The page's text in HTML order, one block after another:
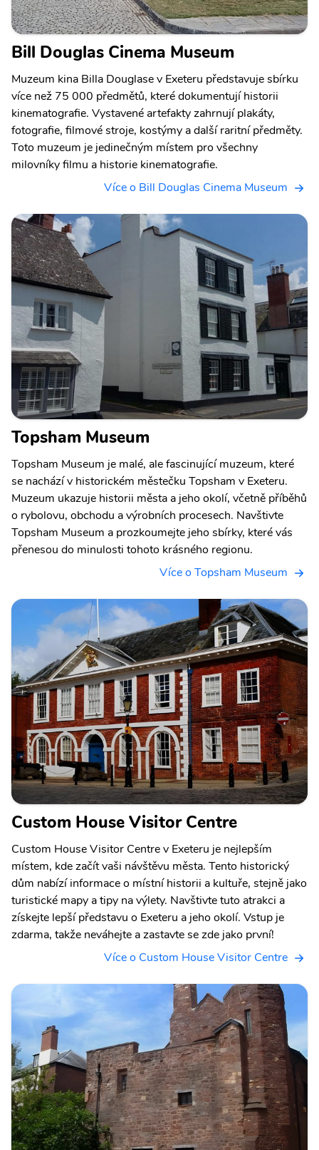
Bill Douglas Cinema Museum
Muzeum kina Billa Douglase v Exeteru představuje sbírku
více než 75 000 předmětů, které dokumentují historii
kinematografie. Vystavené artefakty zahrnují plakáty,
fotografie, filmové stroje, kostýmy a další raritní předměty.
Toto muzeum je jedinečným místem pro všechny
milovníky filmu a historie kinematografie.
Více o Bill Douglas Cinema Museum
Topsham Museum
Topsham Museum je malé, ale fascinující muzeum, které
se nachází v historickém městečku Topsham v Exeteru.
Muzeum ukazuje historii města a jeho okolí, včetně příběhů
o rybolovu, obchodu a výrobních procesech. Navštivte
Topsham Museum a prozkoumejte jeho sbírky, které vás
přenesou do minulosti tohoto krásného regionu.
Více o Topsham Museum
Custom House Visitor Centre
Custom House Visitor Centre v Exeteru je nejlepším
místem, kde začít vaši návštěvu města. Tento historický
dům nabízí informace o místní historii a kultuře, stejně jako
turistické mapy a tipy na výlety. Navštivte tuto atrakci a
získejte lepší představu o Exeteru a jeho okolí. Vstup je
zdarma, takže neváhejte a zastavte se zde jako první!
Více o Custom House Visitor Centre